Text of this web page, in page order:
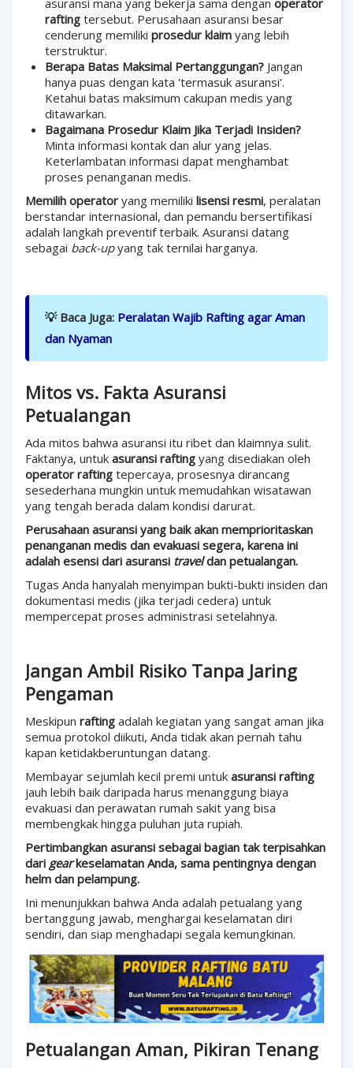
asuransi mana yang bekerja sama dengan operator
rafting tersebut. Perusahaan asuransi besar
cenderung memiliki prosedur klaim yang lebih
terstruktur.
Berapa Batas Maksimal Pertanggungan? Jangan
hanya puas dengan kata 'termasuk asuransi'.
Ketahui batas maksimum cakupan medis yang
ditawarkan.
Bagaimana Prosedur Klaim Jika Terjadi Insiden?
Minta informasi kontak dan alur yang jelas.
Keterlambatan informasi dapat menghambat
proses penanganan medis.
Memilih operator yang memiliki lisensi resmi, peralatan
berstandar internasional, dan pemandu bersertifikasi
adalah langkah preventif terbaik. Asuransi datang
sebagai back-upyang tak ternilai harganya.
💡 Baca Juga: Peralatan Wajib Rafting agar Aman
dan Nyaman
Mitos vs. Fakta Asuransi
Petualangan
Ada mitos bahwa asuransi itu ribet dan klaimnya sulit.
Faktanya, untuk asuransi rafting yang disediakan oleh
operator rafting tepercaya, prosesnya dirancang
sesederhana mungkin untuk memudahkan wisatawan
yang tengah berada dalam kondisi darurat.
Perusahaan asuransi yang baik akan memprioritaskan
penanganan medis dan evakuasi segera, karena ini
adalah esensi dari asuransi traveldan petualangan.
Tugas Anda hanyalah menyimpan bukti-bukti insiden dan
dokumentasi medis (jika terjadi cedera) untuk
mempercepat proses administrasi setelahnya.
Jangan Ambil Risiko Tanpa Jaring
Pengaman
Meskipun rafting adalah kegiatan yang sangat aman jika
semua protokol diikuti, Anda tidak akan pernah tahu
kapan ketidakberuntungan datang.
Membayar sejumlah kecil premi untuk asuransi rafting
jauh lebih baik daripada harus menanggung biaya
evakuasi dan perawatan rumah sakit yang bisa
membengkak hingga puluhan juta rupiah.
Pertimbangkan asuransi sebagai bagian tak terpisahkan
dari gearkeselamatan Anda, sama pentingnya dengan
helm dan pelampung.
Ini menunjukkan bahwa Anda adalah petualang yang
bertanggung jawab, menghargai keselamatan diri
sendiri, dan siap menghadapi segala kemungkinan.
Petualangan Aman, Pikiran Tenang